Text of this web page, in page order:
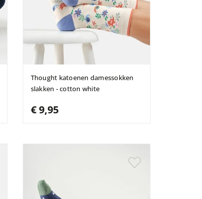
Thought katoenen damessokken
slakken - cotton white
€ 9,95